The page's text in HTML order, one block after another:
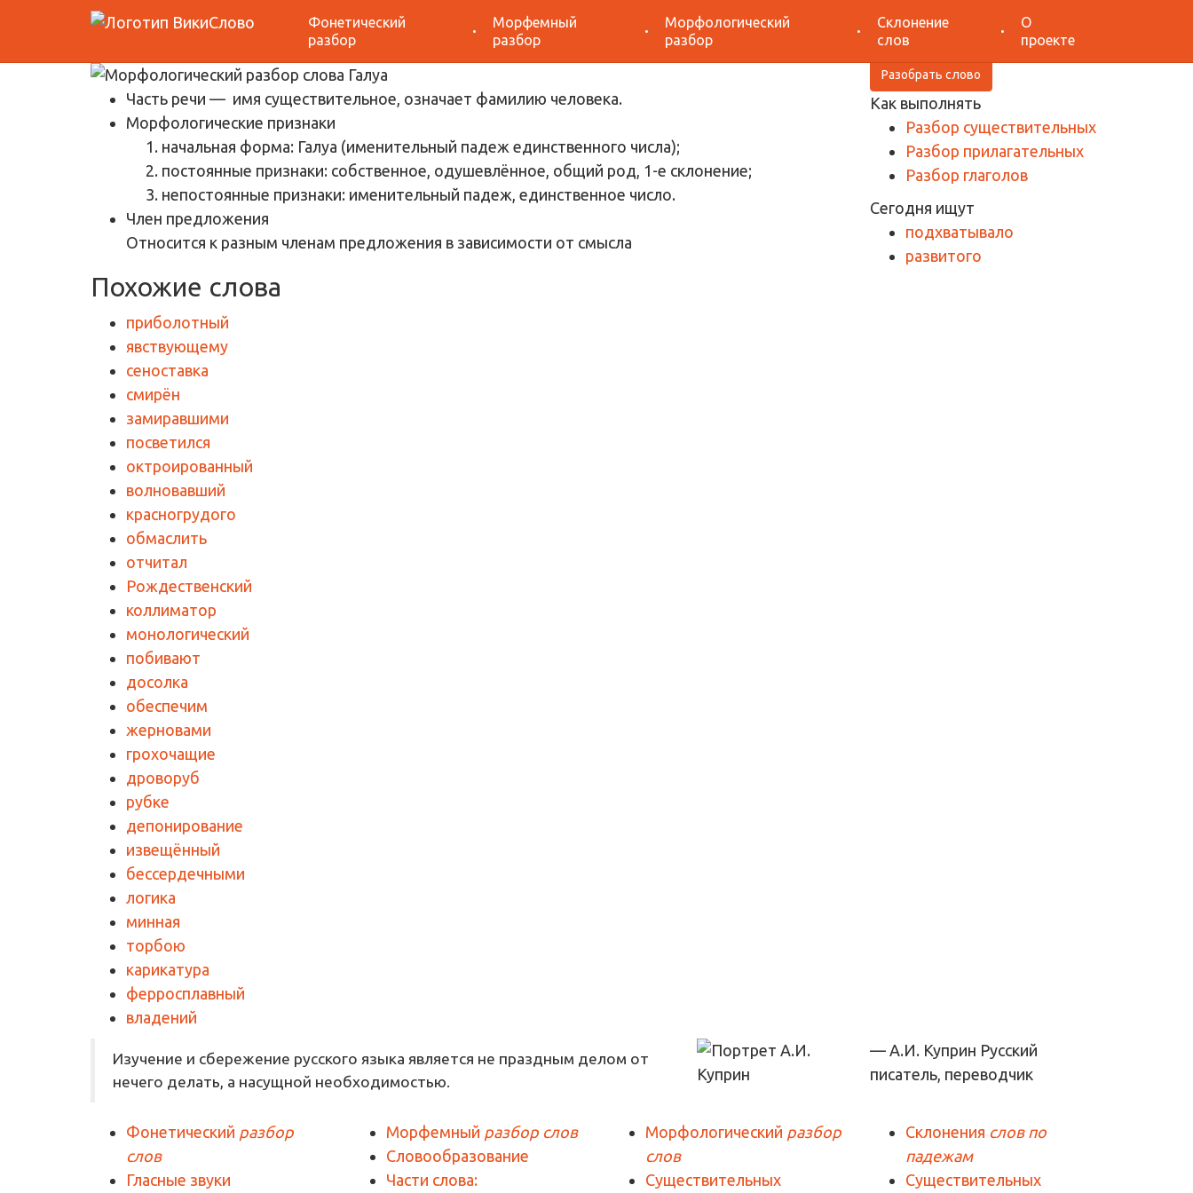
Фонетический
разбор
Морфемный
разбор
Морфологический
разбор
Склонение
слов
О
проекте
Морфологический разбор «Галуа»
Часть речи — имя существительное, означает фамилию человека.
Морфологические признаки
начальная форма: Галуа (именительный падеж единственного числа);
постоянные признаки: собственное, одушевлённое, общий род, 1-е склонение;
непостоянные признаки: именительный падеж, единственное число.
Член предложения
Относится к разным членам предложения в зависимости от смысла
Похожие слова
приболотный
явствующему
сеноставка
смирён
замиравшими
посветился
октроированный
волновавший
красногрудого
обмаслить
отчитал
Рождественский
коллиматор
монологический
побивают
досолка
обеспечим
жерновами
грохочащие
дроворуб
рубке
депонирование
извещённый
бессердечными
логика
минная
торбою
карикатура
ферросплавный
владений
Разобрать слово
Как выполнять
Разбор существительных
Разбор прилагательных
Разбор глаголов
Сегодня ищут
подхватывало
развитого
Изучение и сбережение русского языка является не праздным делом от
нечего делать, а насущной необходимостью.
— А.И. Куприн Русский
писатель, переводчик
Фонетический разбор
слов
Гласные звуки
Морфемный разбор слов
Словообразование
Части слова:
Морфологический разбор
слов
Существительных
Склонения слов по
падежам
Существительных